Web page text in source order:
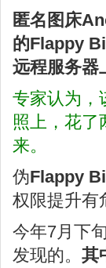
匿名图床
的Flappy
远程服务器
专家认为，
照上，花了
来。
伪Flappy
权限提升有
今年7月下
发现的。 其